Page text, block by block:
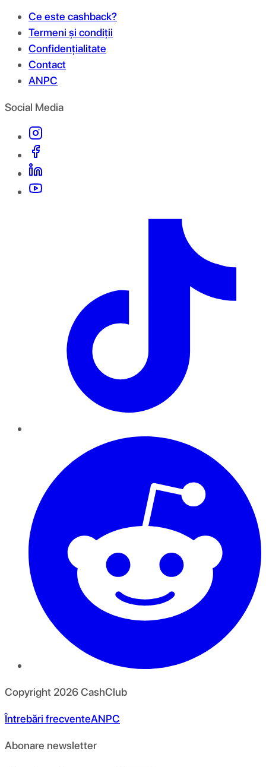
Ce este cashback?
Termeni și condiții
Confidențialitate
Contact
ANPC
Social Media
Copyright 2026CashClub
Întrebări frecventeANPC
Abonare newsletter